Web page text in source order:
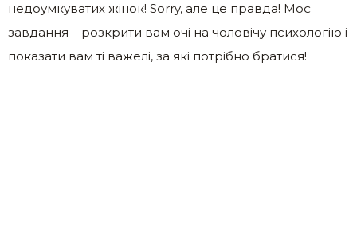
недоумкуватих жінок! Sorry, але це правда! Моє
завдання – розкрити вам очі на чоловічу психологію і
показати вам ті важелі, за які потрібно братися!